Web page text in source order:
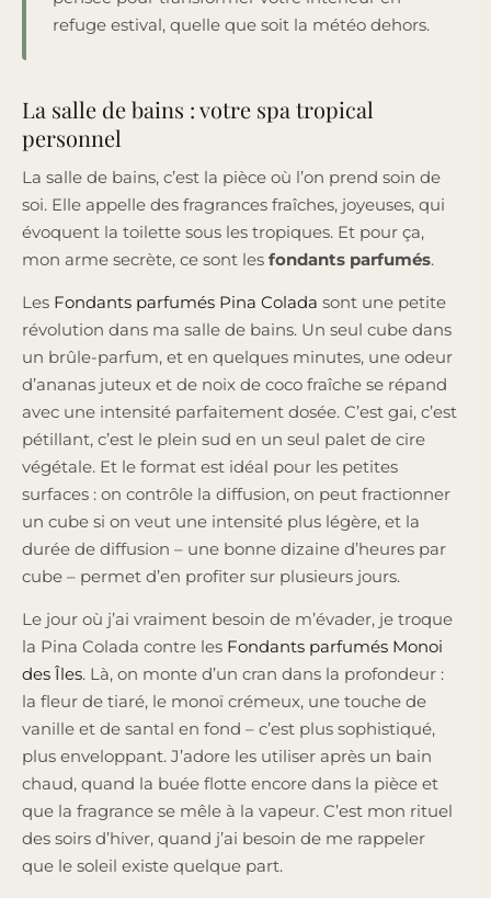
refuge estival, quelle que soit la météo dehors.
La salle de bains : votre spa tropical
personnel
La salle de bains, c’est la pièce où l’on prend soin de
soi. Elle appelle des fragrances fraîches, joyeuses, qui
évoquent la toilette sous les tropiques. Et pour ça,
mon arme secrète, ce sont les fondants parfumés.
Les Fondants parfumés Pina Colada sont une petite
révolution dans ma salle de bains. Un seul cube dans
un brûle-parfum, et en quelques minutes, une odeur
d’ananas juteux et de noix de coco fraîche se répand
avec une intensité parfaitement dosée. C’est gai, c’est
pétillant, c’est le plein sud en un seul palet de cire
végétale. Et le format est idéal pour les petites
surfaces : on contrôle la diffusion, on peut fractionner
un cube si on veut une intensité plus légère, et la
durée de diffusion – une bonne dizaine d’heures par
cube – permet d’en profiter sur plusieurs jours.
Le jour où j’ai vraiment besoin de m’évader, je troque
la Pina Colada contre les Fondants parfumés Monoi
des Îles. Là, on monte d’un cran dans la profondeur :
la fleur de tiaré, le monoï crémeux, une touche de
vanille et de santal en fond – c’est plus sophistiqué,
plus enveloppant. J’adore les utiliser après un bain
chaud, quand la buée flotte encore dans la pièce et
que la fragrance se mêle à la vapeur. C’est mon rituel
des soirs d’hiver, quand j’ai besoin de me rappeler
que le soleil existe quelque part.